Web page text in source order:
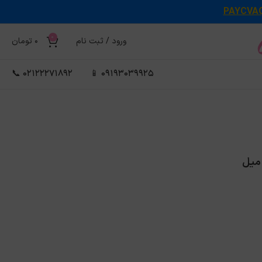
ورود / ثبت نام 0
0 تومان
09193039925 📱
02122271892 📞